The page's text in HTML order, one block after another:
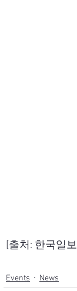
[출처: 한국일
Events News